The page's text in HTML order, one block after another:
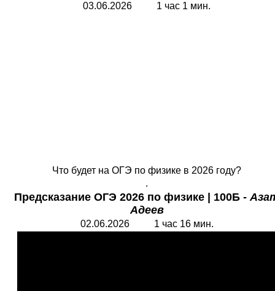
03.06.2026 1 час 1 мин.
Что будет на ОГЭ по физике в 2026 году?
.
Предсказание ОГЭ 2026 по физике | 100Б -
Адеев
02.06.2026 1 час 16 мин.